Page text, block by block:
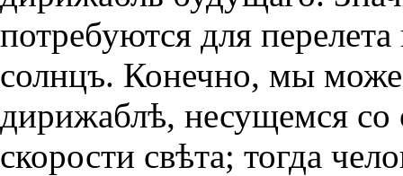
потребуются для
солнцъ. Конечно, мы
дирижаблѣ, несущемся со
скорости свѣта; тогда